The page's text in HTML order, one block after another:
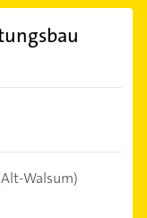
Walsum)